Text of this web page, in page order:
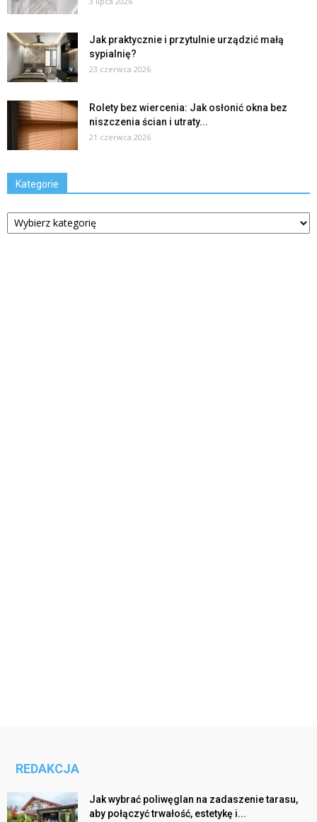
Jak praktycznie i przytulnie urządzić małą
sypialnię?
23 czerwca 2026
Rolety bez wiercenia: Jak osłonić okna bez
niszczenia ścian i utraty...
21 czerwca 2026
Kategorie
Kategorie
REDAKCJA
Jak wybrać poliwęglan na zadaszenie tarasu,
aby połączyć trwałość, estetykę i...